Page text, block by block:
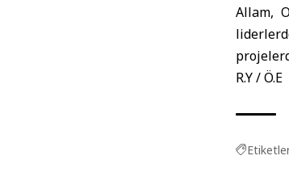
Allam,
R.Y / Ö.E